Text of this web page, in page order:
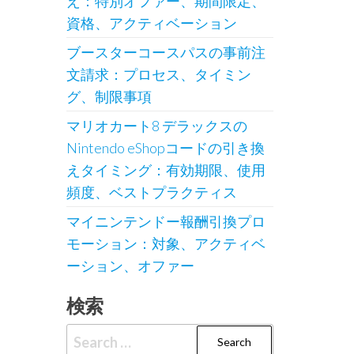
資格、アクティベーション
ブースターコースパスの事前注
文請求：プロセス、タイミン
グ、制限事項
マリオカート8 デラックスの
Nintendo eShopコードの引き換
えタイミング：有効期限、使用
頻度、ベストプラクティス
マイニンテンドー報酬引換プロ
モーション：対象、アクティベ
ーション、オファー
検索
Search